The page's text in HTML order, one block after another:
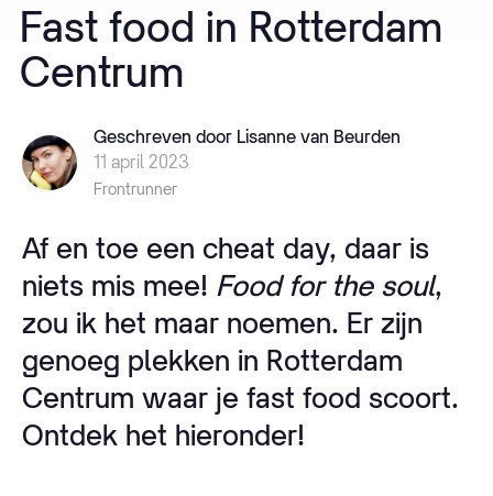
Fast food in Rotterdam
Centrum
Geschreven door Lisanne van Beurden
11 april 2023
Frontrunner
Af en toe een cheat day, daar is
niets mis mee! Food for the soul,
zou ik het maar noemen. Er zijn
genoeg plekken in Rotterdam
Centrum waar je fast food scoort.
Ontdek het hieronder!